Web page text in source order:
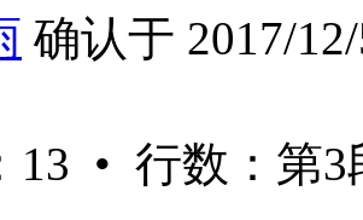
确认于 2017/
13 • 行数：第